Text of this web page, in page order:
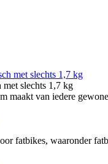
slechts 1,7 kg
maakt van iedere
fatbikes, waaronder